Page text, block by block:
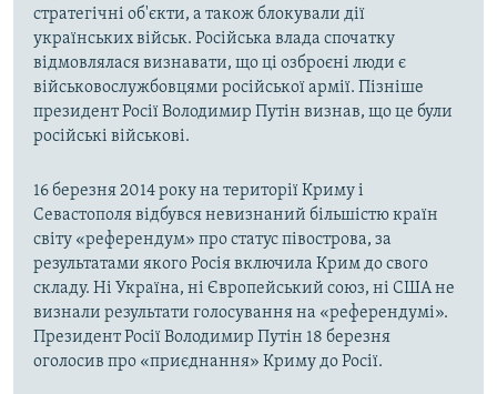
стратегічні об'єкти, а також блокували дії
українських військ. Російська влада спочатку
відмовлялася визнавати, що ці озброєні люди є
військовослужбовцями російської армії. Пізніше
президент Росії Володимир Путін визнав, що це були
російські військові.
16 березня 2014 року на території Криму і
Севастополя відбувся невизнаний більшістю країн
світу «референдум» про статус півострова, за
результатами якого Росія включила Крим до свого
складу. Ні Україна, ні Європейський союз, ні США не
визнали результати голосування на «референдумі».
Президент Росії Володимир Путін 18 березня
оголосив про «приєднання» Криму до Росії.